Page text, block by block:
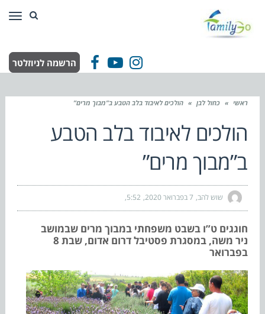
Facebook
YouTube
Instagram הרשמה לניוזלטר
ראשי » כחול לבן » הולכים לאיבוד בלב הטבע ב”מבוך מרים”
הולכים לאיבוד בלב הטבע
ב”מבוך מרים”
שוש להב 7 בפברואר 2020 5:52
חוגגים ט”ו בשבט משפחתי במבוך מרים שבמושב
ניר משה, במסגרת פסטיבל דרום אדום, שבת 8
בפברואר